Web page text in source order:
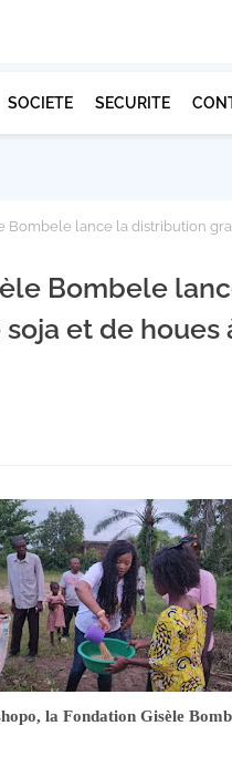
SOCIETE SECURITE
Bombele lance la distribution
Bombele
et de houes
la Fondation Gisèle